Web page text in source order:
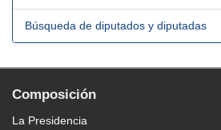
Búsqueda de diputados y diputadas
Composición
La Presidencia